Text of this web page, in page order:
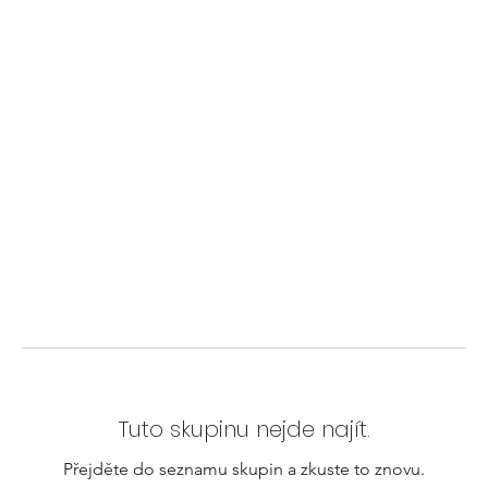
Tuto skupinu nejde najít.
Přejděte do seznamu skupin a zkuste to znovu.